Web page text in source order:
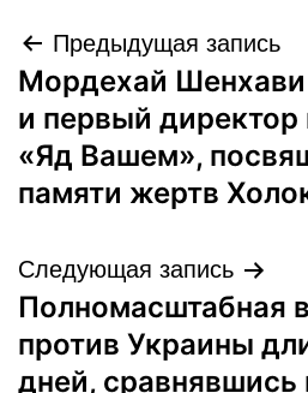
Навигация
по
записям
Предыдущая запись
Мордехай
и первый
«Яд Вашем»,
памяти жертв
Следующая запись
Полномасштабная
против Украины
дней, сравнявшись